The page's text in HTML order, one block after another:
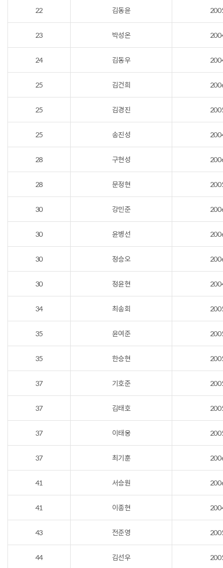
22 김동윤
23 박성온
24 김동우
25 김건희
25 김경진
25 송진성
28 구현성
28 문정현
30 강민준
30 윤병선
30 정승오
30 정윤현
34 최송회
35 윤여준
35 한승현
37 기호준
37 김태호
37 이태웅
37 최기훈
41 서승원
41 이종현
43 전준영
44 김선우